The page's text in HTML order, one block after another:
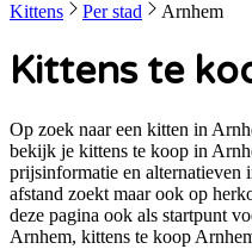
Kittens Per stad Arnhem
Kittens te
Op zoek naar een kitten in
bekijk je kittens te koop in
prijsinformatie en alternatieven
afstand zoekt maar ook op
deze pagina ook als startpunt
Arnhem, kittens te koop